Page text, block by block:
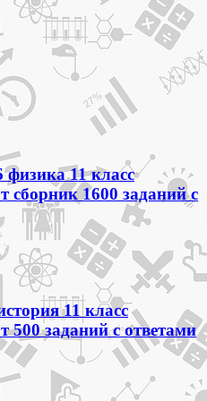
11 класс
сборник 1600 заданий с
11 класс
500 заданий с ответами